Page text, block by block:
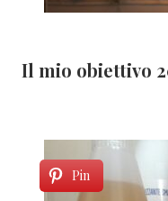
Il mio obiettivo
Pin